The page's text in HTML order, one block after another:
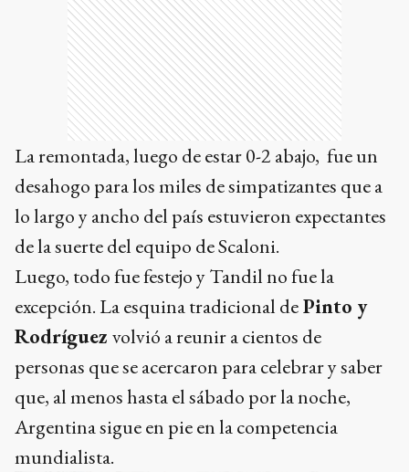
La remontada, luego de estar 0-2 abajo, fue un
desahogo para los miles de simpatizantes que a
lo largo y ancho del país estuvieron expectantes
de la suerte del equipo de Scaloni.
Luego, todo fue festejo y Tandil no fue la
excepción. La esquina tradicional dePinto y
Rodríguez volvió a reunir a cientos de
personas que se acercaron para celebrar y saber
que, al menos hasta el sábado por la noche,
Argentina sigue en pie en la competencia
mundialista.